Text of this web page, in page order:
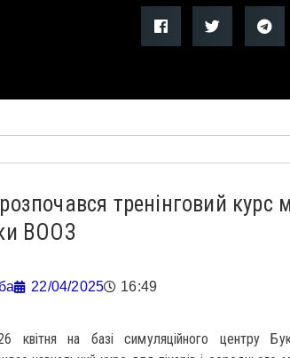
тренінговий курс
ВООЗ
22/04/2025 16:49
квітня на базі симуляційного центру